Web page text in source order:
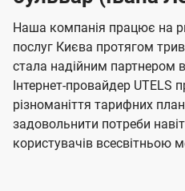
Наша компанія працює на
послуг Києва протягом
стала надійним партнером
Інтернет-провайдер UTELS
різноманіття тарифних
задовольнити потреби
користувачів всесвітньою